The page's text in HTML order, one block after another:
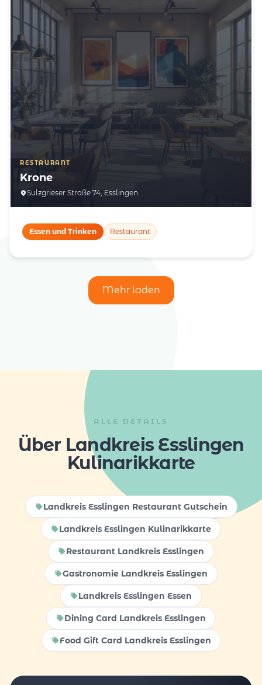
RESTAURANT
Krone
Sulzgrieser Straße 74, Esslingen
Essen und Trinken Restaurant
Mehr laden
ALLE DETAILS
Über Landkreis Esslingen
Kulinarikkarte
Landkreis Esslingen Restaurant Gutschein
Landkreis Esslingen Kulinarikkarte
Restaurant Landkreis Esslingen
Gastronomie Landkreis Esslingen
Landkreis Esslingen Essen
Dining Card Landkreis Esslingen
Food Gift Card Landkreis Esslingen